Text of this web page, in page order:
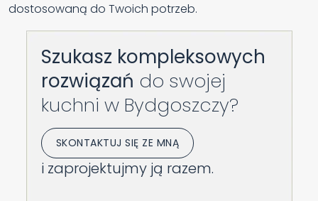
dostosowaną do Twoich potrzeb.
Szukasz kompleksowych
rozwiązań do swojej
kuchni w Bydgoszczy?
SKONTAKTUJ SIĘ ZE MNĄ
i zaprojektujmy ją razem.